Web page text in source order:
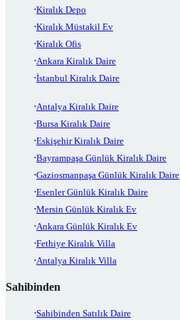
Kiralık Depo
Kiralık Müstakil Ev
Kiralık Ofis
Ankara Kiralık Daire
İstanbul Kiralık Daire
Antalya Kiralık Daire
Bursa Kiralık Daire
Eskişehir Kiralık Daire
Bayrampaşa Günlük Kiralık Daire
Gaziosmanpaşa Günlük Kiralık Daire
Esenler Günlük Kiralık Daire
Mersin Günlük Kiralık Ev
Ankara Günlük Kiralık Ev
Fethiye Kiralık Villa
Antalya Kiralık Villa
Sahibinden
Sahibinden Satılık Daire